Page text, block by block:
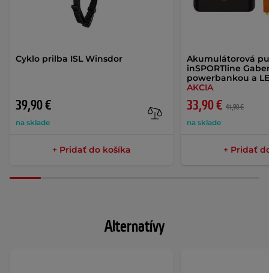
Cyklo prilba ISL Winsdor
39,90 €
na sklade
+ Pridať do košíka
Akumulátorová
inSPORTline
powerbankou a
AKCIA
33,90 € 41,90 €
na sklade
+ Pridať
Alternatívy